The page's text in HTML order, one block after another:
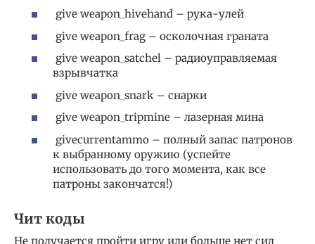
give weapon_hivehand – рука-улей
give weapon_frag – осколочная граната
give weapon_satchel – радиоуправляемая
взрывчатка
give weapon_snark – снарки
give weapon_tripmine – лазерная мина
givecurrentammo – полный запас патронов
к выбранному оружию (успейте
использовать до того момента, как все
патроны закончатся!)
Чит коды
Не получается пройти игру или больше нет сил